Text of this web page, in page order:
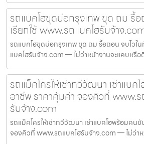
รถแบคโฮขุดบ่อกรุงเทพ ขุด ถม รื้อ
เรียกใช้ www.รถแบคโฮรับจ้าง
รถแบคโฮขุดบ่อกรุงเทพ ขุด ถม รื้อถอน จบไวใน
แบคโฮรับจ้าง.com — ไม่ว่าหน้างานจะแคบหรือ
รถแม็คโครให้เช่าทวีวัฒนา เช่าแบ
อาชีพ ราคาคุ้มค่า จองคิวที่ www.
รับจ้าง.com
รถแม็คโครให้เช่าทวีวัฒนา เช่าแบคโฮพร้อมคน
จองคิวที่ www.รถแบคโฮรับจ้าง.com — ไม่ว่า